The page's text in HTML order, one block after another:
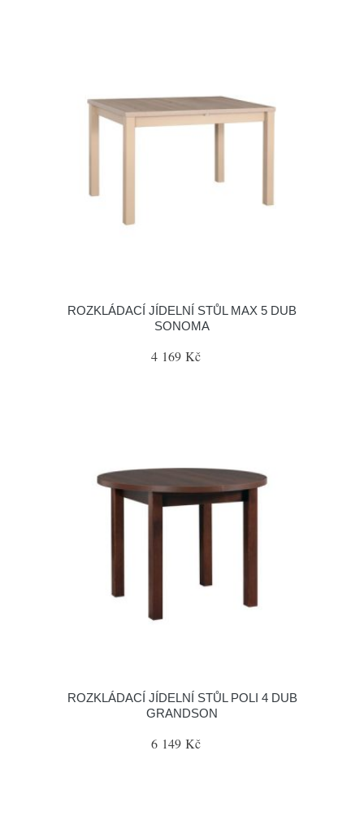
ROZKLÁDACÍ JÍDELNÍ STŮL MAX 5 DUB
SONOMA
4 169 Kč
ROZKLÁDACÍ JÍDELNÍ STŮL POLI 4 DUB
GRANDSON
6 149 Kč